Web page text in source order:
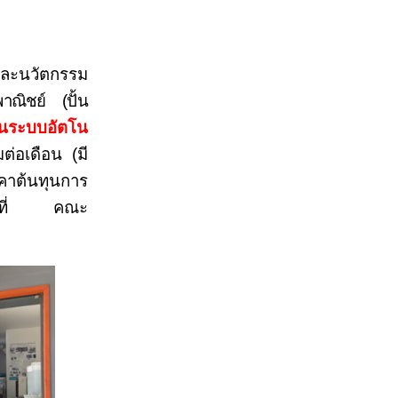
นวัตกรรม
พาณิชย์ (ปั้น
ระบบอัตโน
อเดือน (มี
าต้นทุนการ
อยู่ที่ คณะ